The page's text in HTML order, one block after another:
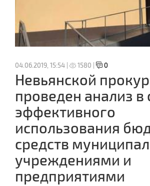
04.06.2019, 15:54 | 1580 | 0
Невьянской
проведен анализ в
эффективного
использования
средств
учреждениями и
предприятиями